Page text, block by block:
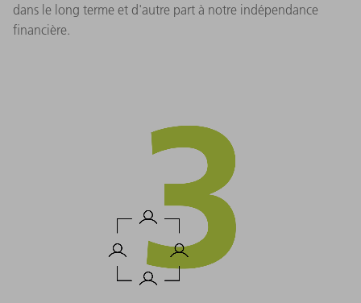
dans le long terme et d'autre part à notre indépendance
financière.